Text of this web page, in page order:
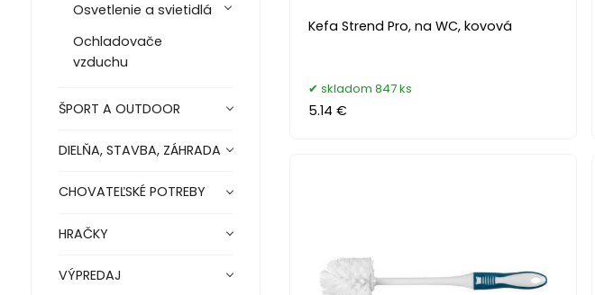
Osvetlenie a svietidlá
Ochladovače
vzduchu
ŠPORT A OUTDOOR
DIELŇA, STAVBA, ZÁHRADA
CHOVATEĽSKÉ POTREBY
HRAČKY
VÝPREDAJ
Kefa Strend Pro, na WC, kovová
skladom 847 ks
5.14 €